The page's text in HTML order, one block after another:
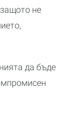
не
да бъде